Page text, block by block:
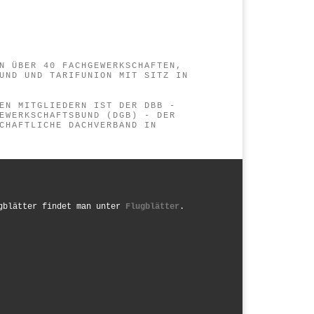
40 FACHGEWERKSCHAFTEN,
UND TARIFUNION MIT SITZ IN
MITGLIEDERN IST DER DBB -
(DGB) - DER
DACHVERBAND IN D
findet man unter Flugblätter .